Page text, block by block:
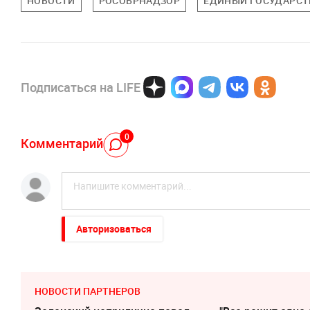
Подписаться на LIFE
Комментарий 0
Авторизоваться
НОВОСТИ ПАРТНЕРОВ